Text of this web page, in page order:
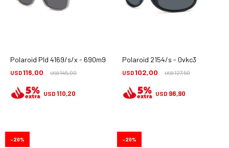
Polaroid Pld 4169/s/x - 690m9
USD116,00 USD145,00
USD 110,20
Polaroid 2154/s - 0vkc3
USD102,00 USD127,50
USD 96,90
20 20